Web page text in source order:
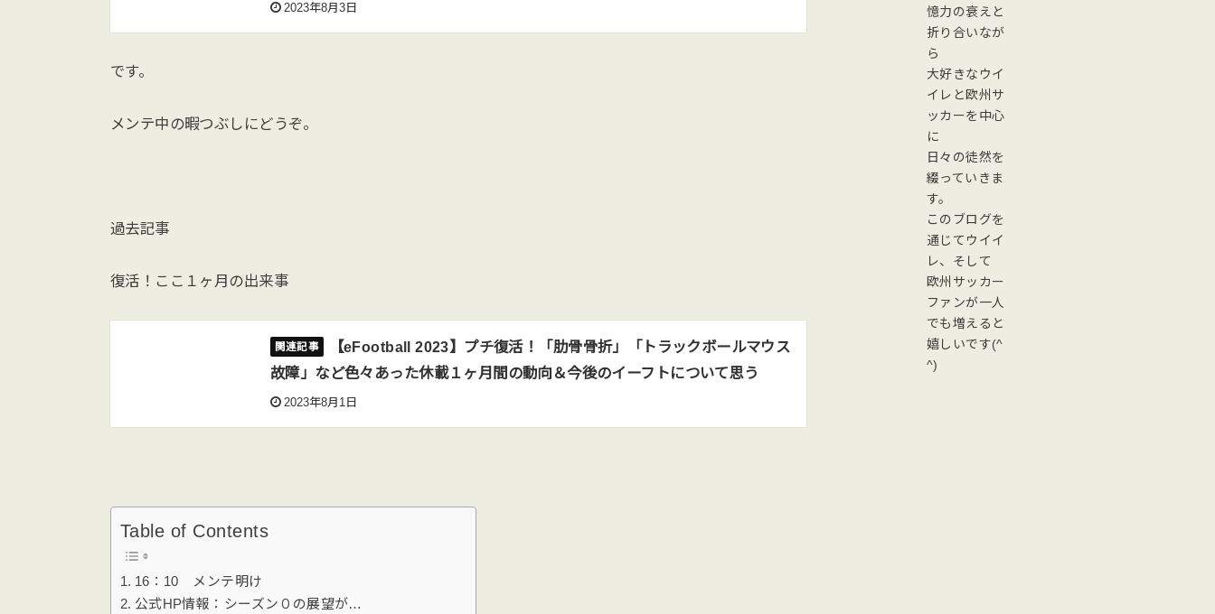
2023年8月3日
です。
メンテ中の暇つぶしにどうぞ。
過去記事
復活！ここ１ヶ月の出来事
【eFootball 2023】プチ復活！「肋骨骨折」「トラックボールマウス
故障」など色々あった休載１ヶ月間の動向＆今後のイーフトについて思う
2023年8月1日
Table of Contents
16：10 メンテ明け
公式HP情報：シーズン０の展望が…
憶力の衰えと
折り合いなが
ら
大好きなウイ
イレと欧州サ
ッカーを中心
に
日々の徒然を
綴っていきま
す。
このブログを
通じてウイイ
レ、そして
欧州サッカー
ファンが一人
でも増えると
嬉しいです(^
^)